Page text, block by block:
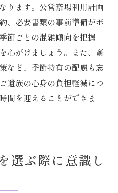
ります。公営斎場利用計画
、必要書類の事前準備がポ
節ごとの混雑傾向を把握
心がけましょう。また、斎
など、季節特有の配慮も忘
遺族の心身の負担軽減につ
間を迎えることができま
選ぶ際に意識し